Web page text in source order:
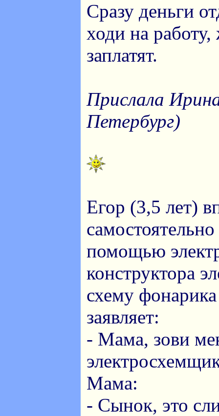
Сразу деньги
ходи на
заплатят.
Прислала
Петербург)
Егор (3,5 лет)
помощью
конструктора
схему
заявляет:
- Мама, зови
Мама:
- Сынок, это